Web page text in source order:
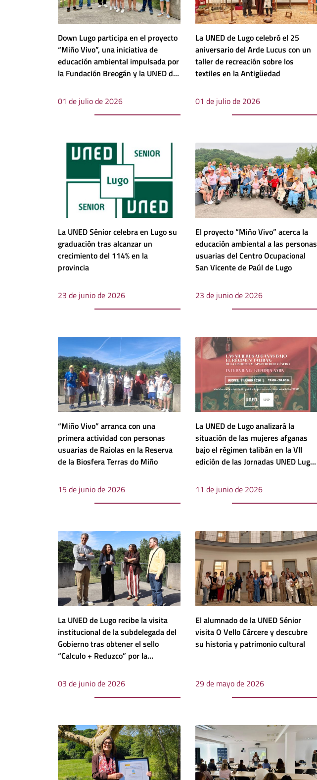
Down Lugo participa en el proyecto
“Miño Vivo”, una iniciativa de
educación ambiental impulsada por
la Fundación Breogán y la UNED de
01 de julio de 2026
La UNED de Lugo celebró el 25
aniversario del Arde Lucus con un
taller de recreación sobre los
textiles en la Antigüedad
01 de julio de 2026
La UNED Sénior celebra en Lugo su
graduación tras alcanzar un
crecimiento del 114% en la
provincia
23 de junio de 2026
El proyecto “Miño Vivo” acerca la
educación ambiental a las personas
usuarias del Centro Ocupacional
San Vicente de Paúl de Lugo
23 de junio de 2026
“Miño Vivo” arranca con una
primera actividad con personas
usuarias de Raiolas en la Reserva
de la Biosfera Terras do Miño
15 de junio de 2026
La UNED de Lugo analizará la
situación de las mujeres afganas
bajo el régimen talibán en la VII
edición de las Jornadas UNED Lugo
11 de junio de 2026
La UNED de Lugo recibe la visita
institucional de la subdelegada del
Gobierno tras obtener el sello
“Calculo + Reduzco” por la
03 de junio de 2026
El alumnado de la UNED Sénior
visita O Vello Cárcere y descubre
su historia y patrimonio cultural
29 de mayo de 2026